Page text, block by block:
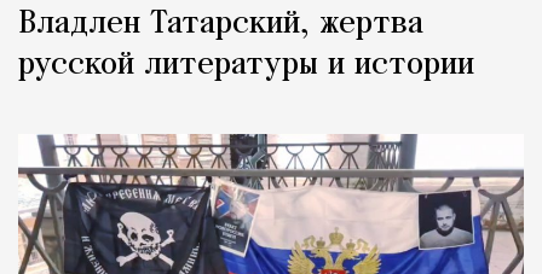
Владлен Татарский, жертва
русской литературы и истории